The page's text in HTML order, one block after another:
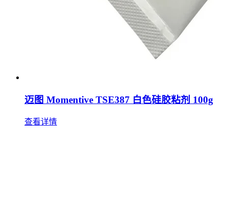
迈图 Momentive TSE387 白色硅胶粘剂 100g
查看详情